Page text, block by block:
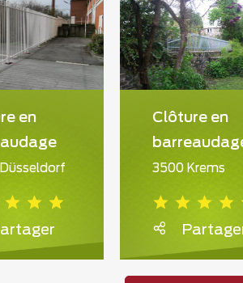
en
Clôture en
3500 Krems